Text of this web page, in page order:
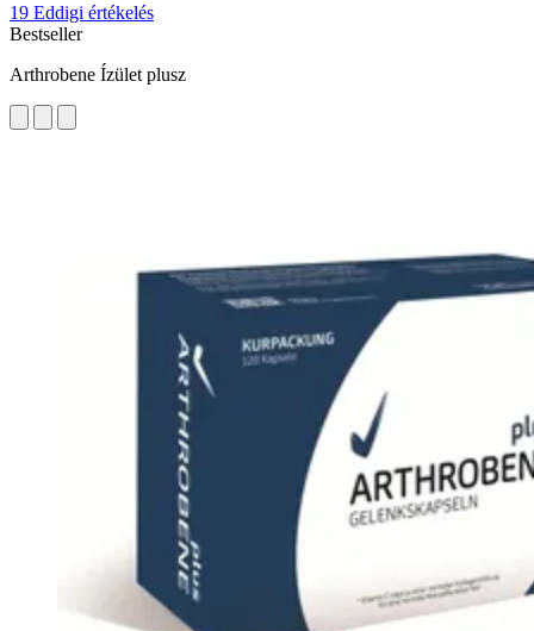
19 Eddigi értékelés
Bestseller
Arthrobene Ízület plusz